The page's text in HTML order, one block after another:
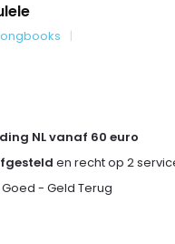
NL vanaf 60 euro
en recht op 2
- Geld Terug